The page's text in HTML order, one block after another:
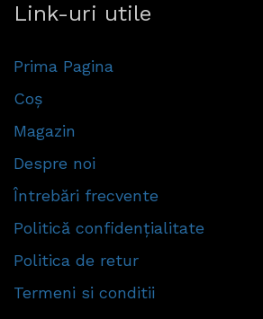
Link-uri utile
Prima Pagina
Coș
Magazin
Despre noi
Întrebări frecvente
Politică confidențialitate
Politica de retur
Termeni si conditii